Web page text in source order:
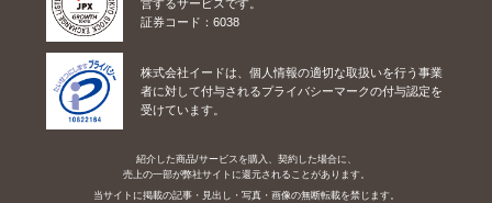
営するサービスです。
証券コード：6038
株式会社イードは、個人情報の適切な取扱いを行う事業
者に対して付与されるプライバシーマークの付与認定を
受けています。
紹介した商品/サービスを購入、契約した場合に、
売上の一部が弊社サイトに還元されることがあります。
当サイトに掲載の記事・見出し・写真・画像の無断転載を禁じます。